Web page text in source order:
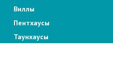
Виллы
Пентхаусы
Таунхаусы